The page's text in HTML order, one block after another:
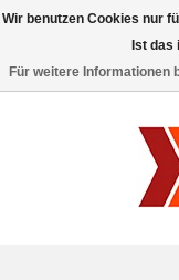
Toggle
Wir benutzen Cookies nur
Ist das
Für weitere Informationen